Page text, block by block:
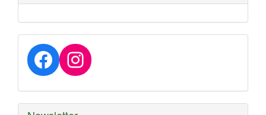
Facebook
Instagram